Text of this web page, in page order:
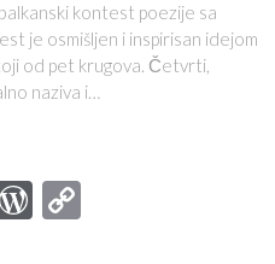
kontest poezije sa
je osmišljen i inspirisan idejom
od pet krugova. Četvrti,
naziva i…
WordPress